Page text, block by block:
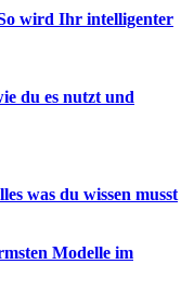
wird Ihr intelligenter
du es nutzt und
was du wissen musst
Modelle im